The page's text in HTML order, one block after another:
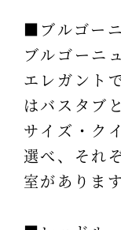
■ブルゴー
ブルゴーニ
エレガント
はバスタブ
サイズ・ク
選べ、それ
室があります